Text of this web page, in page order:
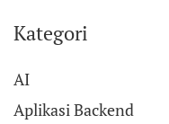
Kategori
AI
Aplikasi Backend